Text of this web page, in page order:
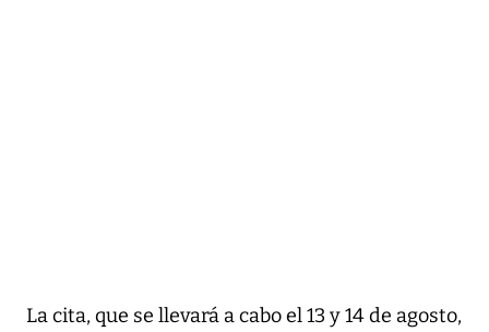
La cita, que se llevará a cabo el 13 y 14 de agosto,